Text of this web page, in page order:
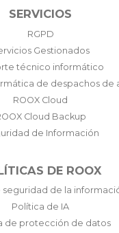
SERVICIOS
RGPD
Gestionados
técnico informático
de despachos de
ROOX Cloud
Cloud Backup
de Información
DE ROOX
seguridad de la
Política de IA
de protección de datos